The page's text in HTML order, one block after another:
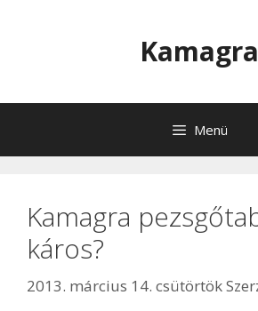
Kamagra
Menü
Kamagra
káros?
2013. március 14. csütörtök